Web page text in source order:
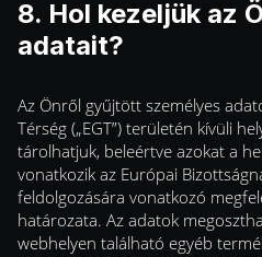
8. Hol kezeljük az
adatait?
Az Önről gyűjtött személyes
Térség („EGT”) területén kívüli
tárolhatjuk, beleértve azokat a
vonatkozik az Európai
feldolgozására vonatkozó
határozata. Az adatok
webhelyen található egyéb